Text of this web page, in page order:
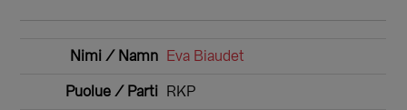
Eva Biaudet
RKP